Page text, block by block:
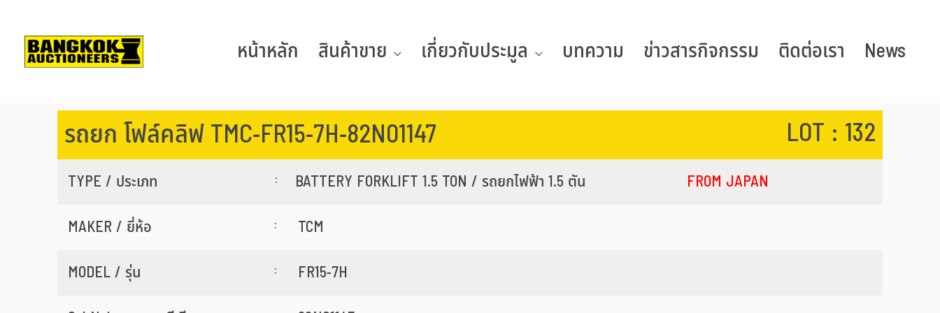
หน้าหลัก สินค้าขาย เกี่ยวกับประมูล บทความ ข่าวสารกิจกรรม ติดต่อเรา News
รถยก โฟล์คลิฟ TMC-FR15-7H-82N01147 LOT : 132
TYPE / ประเภท : BATTERY FORKLIFT 1.5 TON / รถยกไฟฟ้า 1.5 ตัน
FROM JAPAN​
MAKER / ยี่ห้อ
:
TCM
MODEL / รุ่น
:
FR15-7H